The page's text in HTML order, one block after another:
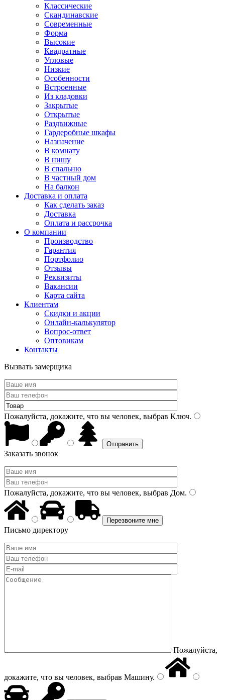
Классические
Скандинавские
Современные
Форма
Высокие
Квадратные
Угловые
Низкие
Особенности
Встроенные
Из кладовки
Закрытые
Открытые
Раздвижные
Гардеробные шкафы
Назначение
В комнату
В нишу
В спальню
В частный дом
На балкон
Доставка и оплата
Как сделать заказ
Доставка
Оплата и рассрочка
О компании
Производство
Гарантия
Портфолио
Отзывы
Реквизиты
Вакансии
Карта сайта
Клиентам
Скидки и акции
Онлайн-калькулятор
Вопрос-ответ
Оптовикам
Контакты
Вызвать замерщика
Пожалуйста, докажите, что вы человек, выбрав Ключ.
Заказать звонок
Пожалуйста, докажите, что вы человек, выбрав Дом.
Письмо директору
Пожалуйста,
докажите, что вы человек, выбрав Машину.